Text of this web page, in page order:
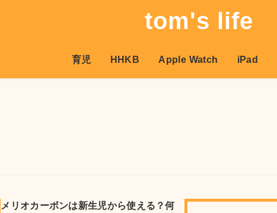
tom's life
育児 HHKB Apple Watch iPad
メリオカーボンは新生児から使える？何